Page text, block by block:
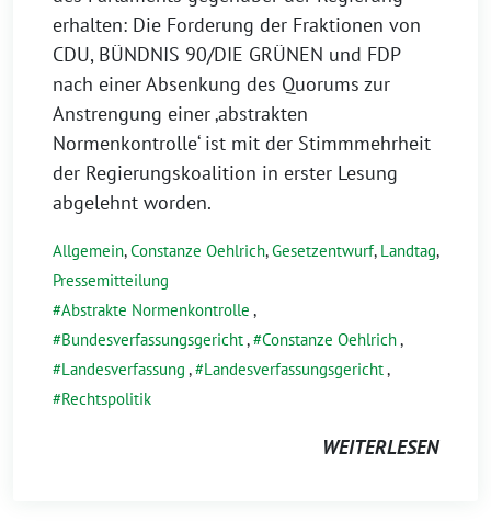
erhalten: Die Forderung der Fraktionen von
CDU, BÜNDNIS 90/DIE GRÜNEN und FDP
nach einer Absenkung des Quorums zur
Anstrengung einer ‚abstrakten
Normenkontrolle‘ ist mit der Stimmmehrheit
der Regierungskoalition in erster Lesung
abgelehnt worden.
Allgemein,Constanze Oehlrich,Gesetzentwurf, Landtag,
Pressemitteilung
Abstrakte Normenkontrolle ,
Bundesverfassungsgericht, Constanze Oehlrich,
Landesverfassung , Landesverfassungsgericht,
Rechtspolitik
WEITERLESEN